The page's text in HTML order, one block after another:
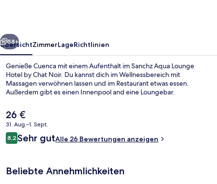
Noir
Weiter
58+
ÜbersichtZimmerLageRichtlinien
Genieße Cuenca mit einem Aufenthalt im Sanchz Aqua Lounge
Hotel by Chat Noir. Du kannst dich im Wellnessbereich mit
Massagen verwöhnen lassen und im Restaurant etwas essen.
Außerdem gibt es einen Innenpool and eine Loungebar.
Der
aktuelle
Preis
beträgt
26 €
31. Aug.–1. Sept.
Bewertungen
8,28,2 von 10.
Sehr gutAlle 26 Bewertungen anzeigen
Beliebte Annehmlichkeiten